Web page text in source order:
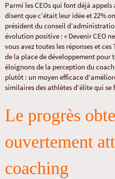
Parmi les CEOs qui font déjà
disent que c’était leur idée et 22%
président du conseil
évolution positive : « Devenir CEO
vous avez toutes les réponses et
de la place de développement pour
éloignons de la perception du
plutôt : un moyen efficace
similaires des athlètes d’élite qui se
Le progrès
ouvertement
coaching